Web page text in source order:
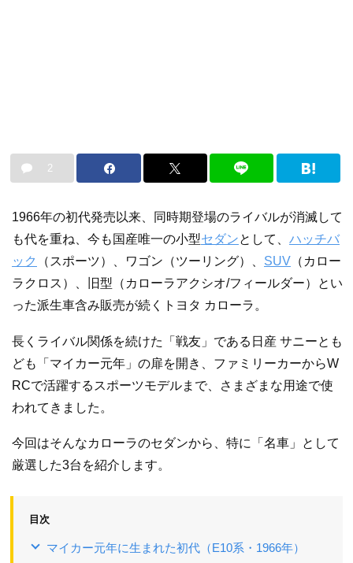
2
1966年の初代発売以来、同時期登場のライバルが消滅して
も代を重ね、今も国産唯一の小型セダンとして、 ハッチバ
ック
（スポーツ）、ワゴン（ツーリング）、 SUV （カロー
ラクロス）、旧型（カローラアクシオ/フィールダー）とい
った派生車含み販売が続くトヨタ カローラ。
長くライバル関係を続けた「戦友」である日産 サニーとも
ども「マイカー元年」の扉を開き、ファミリーカーからW
RCで活躍するスポーツモデルまで、さまざまな用途で使
われてきました。
今回はそんなカローラのセダンから、特に「名車」として
厳選した3台を紹介します。
目次
マイカー元年に生まれた初代（E10系・1966年）